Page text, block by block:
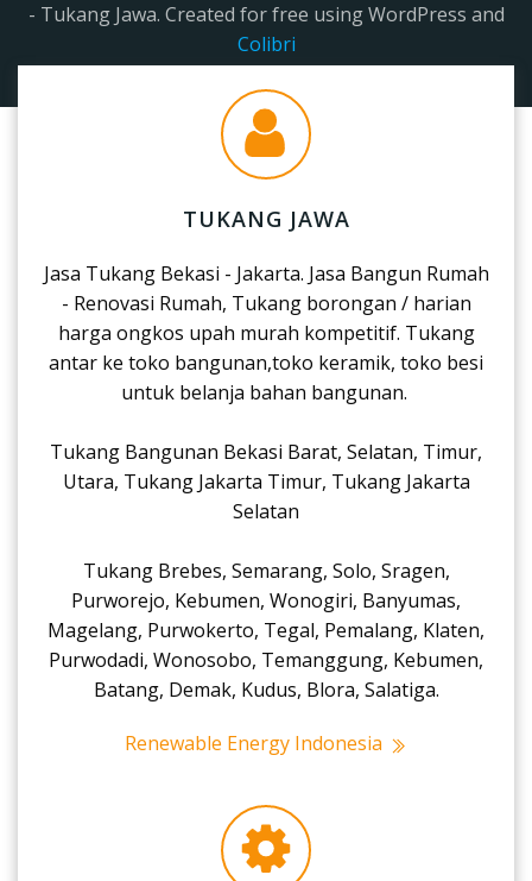
- Tukang Jawa. Created for free using WordPress and
Colibri
TUKANG JAWA
Jasa Tukang Bekasi - Jakarta. Jasa Bangun Rumah
- Renovasi Rumah, Tukang borongan / harian
harga ongkos upah murah kompetitif. Tukang
antar ke toko bangunan,toko keramik, toko besi
untuk belanja bahan bangunan.
Tukang Bangunan Bekasi Barat, Selatan, Timur,
Utara, Tukang Jakarta Timur, Tukang Jakarta
Selatan
Tukang Brebes, Semarang, Solo, Sragen,
Purworejo, Kebumen, Wonogiri, Banyumas,
Magelang, Purwokerto, Tegal, Pemalang, Klaten,
Purwodadi, Wonosobo, Temanggung, Kebumen,
Batang, Demak, Kudus, Blora, Salatiga.
Renewable Energy Indonesia